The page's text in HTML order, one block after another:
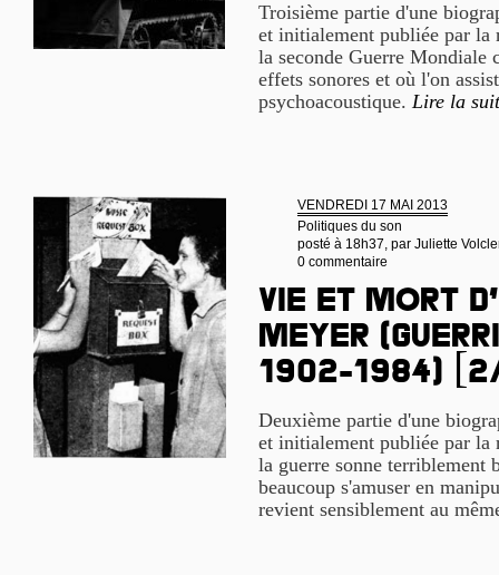
Troisième partie d'une
et initialement publiée par la
la seconde Guerre Mondiale
effets sonores et où l'on
psychoacoustique. Lire la
VENDREDI 17 MAI 2013
Politiques du son
posté à 18h37, par Juliette
0 commentaire
Vie et mort
Meyer
1902-1984)
Deuxième partie d'une
et initialement publiée par la
la guerre sonne terriblement
beaucoup s'amuser en
revient sensiblement au